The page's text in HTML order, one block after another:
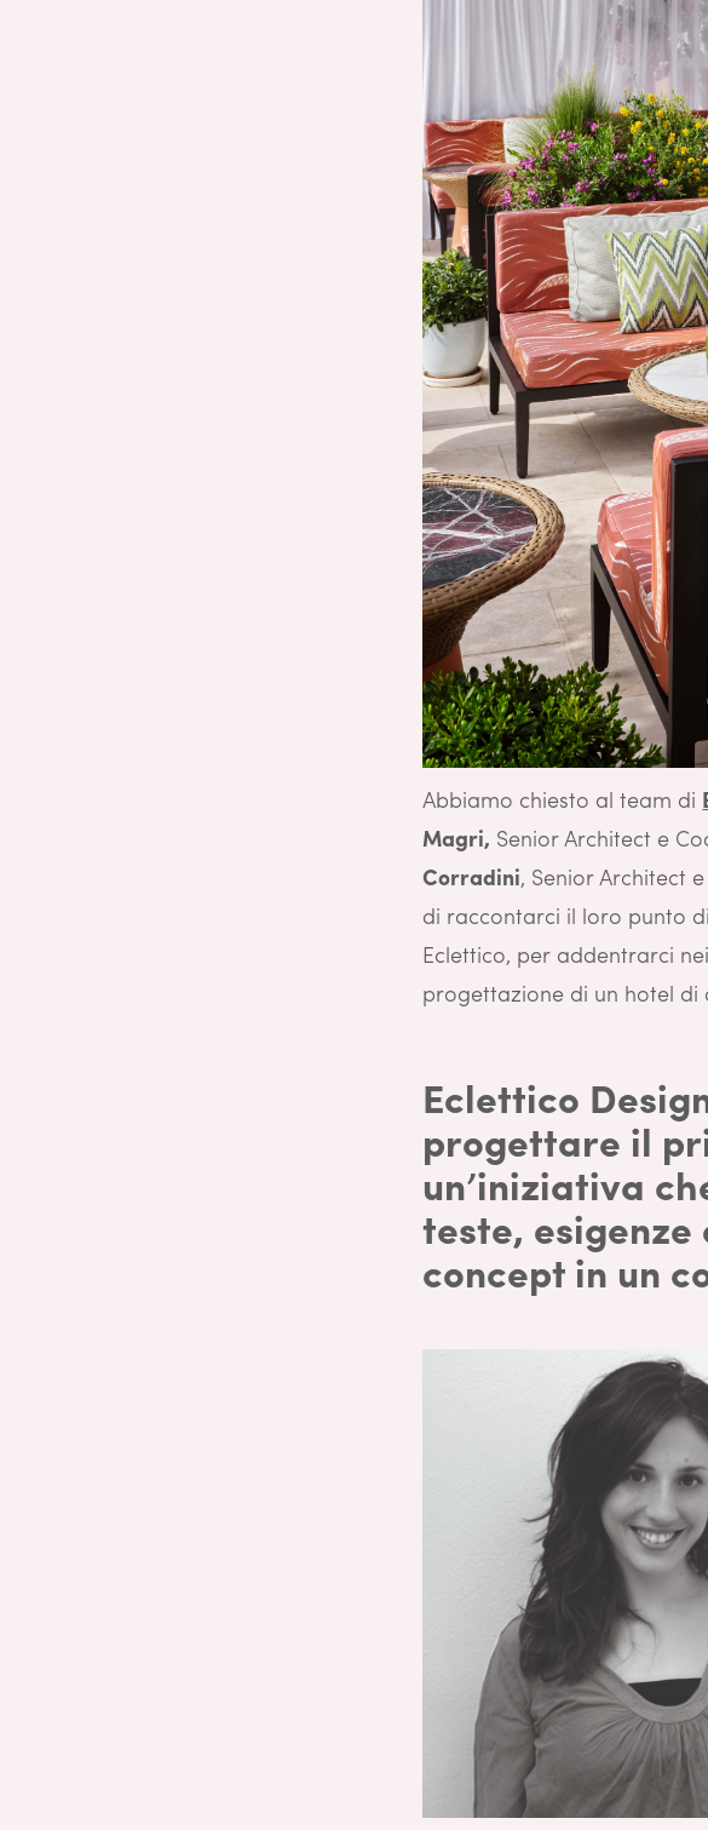
Abbiamo chiesto al team di
Magri, Senior Architect e
Corradini, Senior Architect
di raccontarci il loro punto
Eclettico, per addentrarci
progettazione di un hotel di
Eclettico
progettare il
un’iniziativa
teste,
concept in un